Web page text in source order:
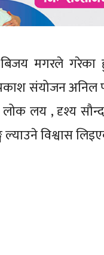
बिजय मगरले
संयोजन अनिल
लय , दृश्य
ल्याउने विश्वास